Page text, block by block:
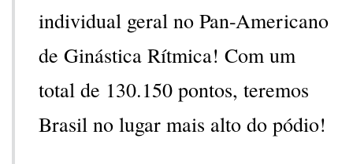
individual geral no Pan-Americano
de Ginástica Rítmica! Com um
total de 130.150 pontos, teremos
Brasil no lugar mais alto do pódio!